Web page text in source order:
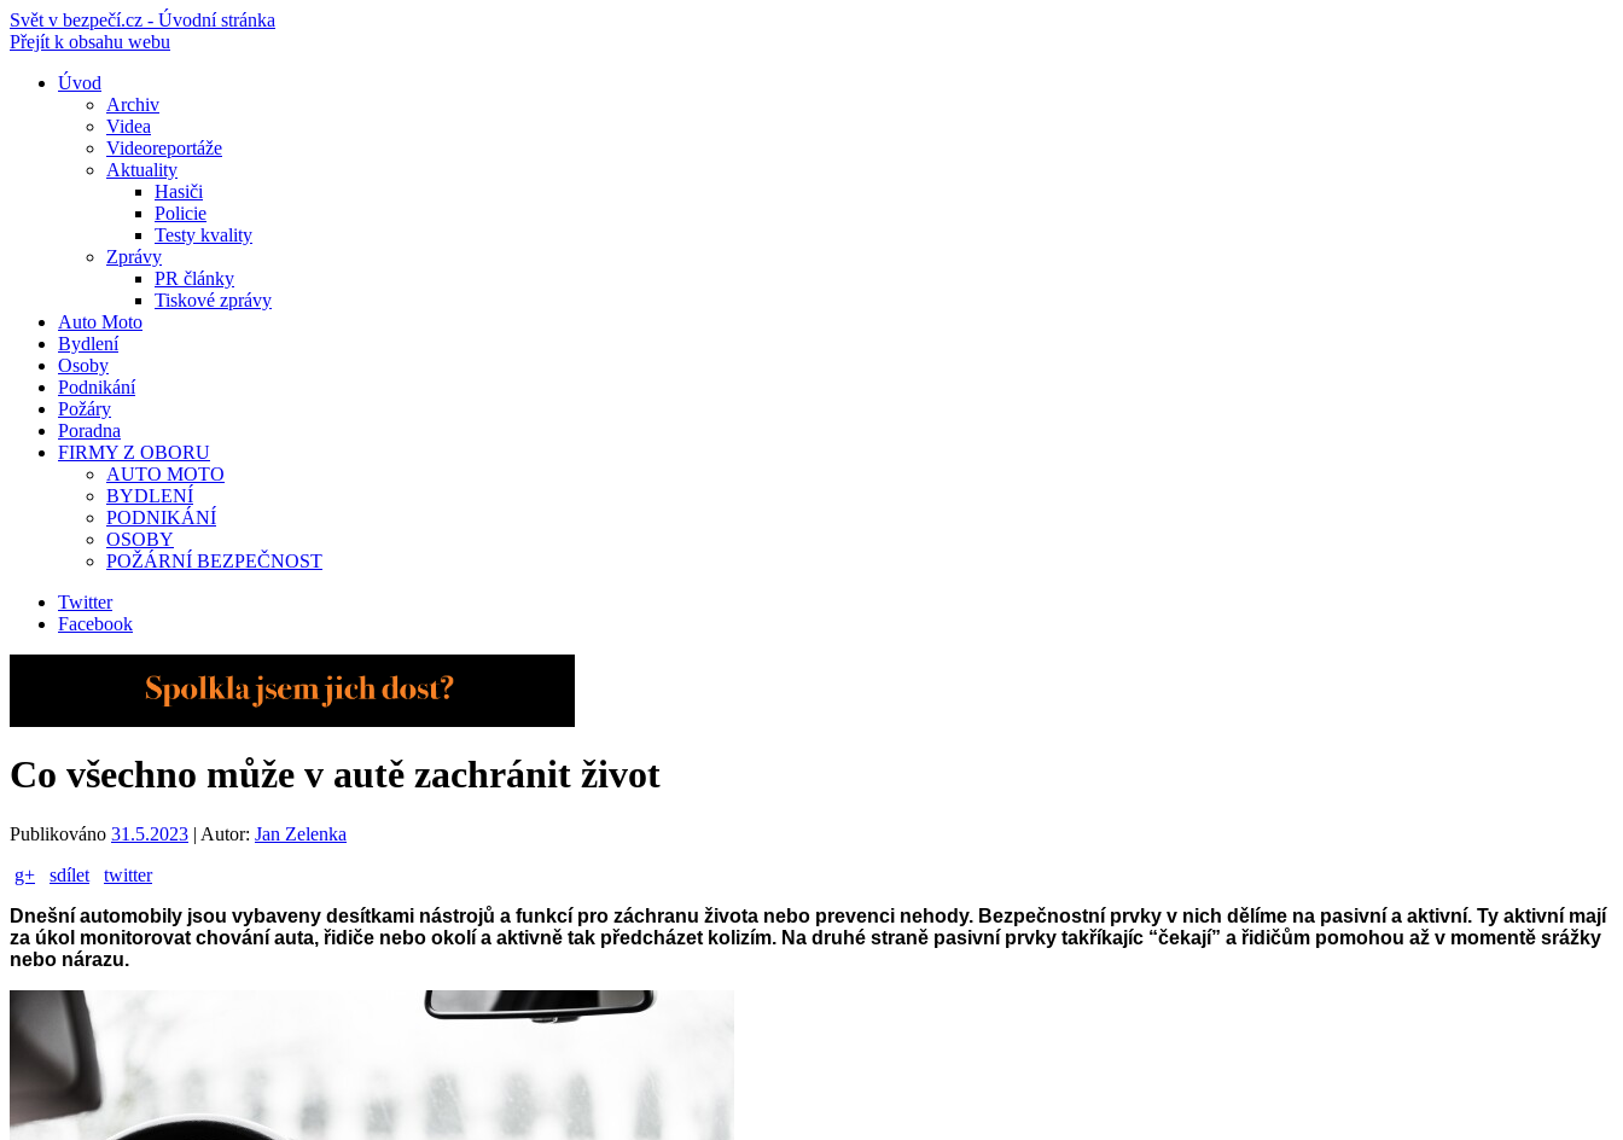
Svět v bezpečí.cz - Úvodní stránka
Přejít k obsahu webu
Úvod
Archiv
Videa
Videoreportáže
Aktuality
Hasiči
Policie
Testy kvality
Zprávy
PR články
Tiskové zprávy
Auto Moto
Bydlení
Osoby
Podnikání
Požáry
Poradna
FIRMY Z OBORU
AUTO MOTO
BYDLENÍ
PODNIKÁNÍ
OSOBY
POŽÁRNÍ BEZPEČNOST
Twitter
Facebook
Co všechno může v autě zachránit život
Publikováno 31.5.2023 | Autor: Jan Zelenka
g+
sdílet
twitter
Dnešní automobily jsou vybaveny desítkami nástrojů a funkcí pro záchranu života nebo prevenci nehody. Bezpečnostní prvky v nich dělíme na pasivní a aktivní. Ty aktivní mají
za úkol monitorovat chování auta, řidiče nebo okolí a aktivně tak předcházet kolizím. Na druhé straně pasivní prvky takříkajíc “čekají” a řidičům pomohou až v momentě srážky
nebo nárazu.